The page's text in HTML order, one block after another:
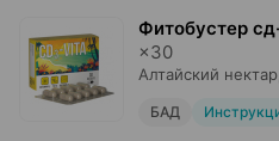
Фитобустер
×30
Алтайский нектар
БАД